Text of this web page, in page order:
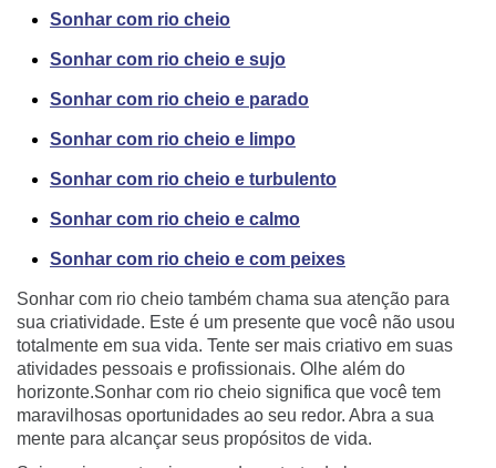
Sonhar com rio cheio
Sonhar com rio cheio e sujo
Sonhar com rio cheio e parado
Sonhar com rio cheio e limpo
Sonhar com rio cheio e turbulento
Sonhar com rio cheio e calmo
Sonhar com rio cheio e com peixes
Sonhar com rio cheio também chama sua atenção para
sua criatividade. Este é um presente que você não usou
totalmente em sua vida. Tente ser mais criativo em suas
atividades pessoais e profissionais. Olhe além do
horizonte.Sonhar com rio cheio significa que você tem
maravilhosas oportunidades ao seu redor. Abra a sua
mente para alcançar seus propósitos de vida.